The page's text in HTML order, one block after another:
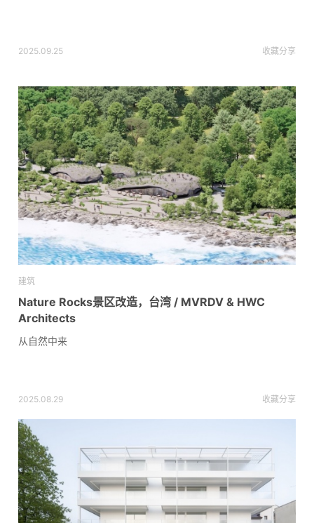
2025.09.25 收藏分享
建筑
Nature Rocks景区改造，台湾 / MVRDV & HWC
Architects
从自然中来
2025.08.29 收藏分享